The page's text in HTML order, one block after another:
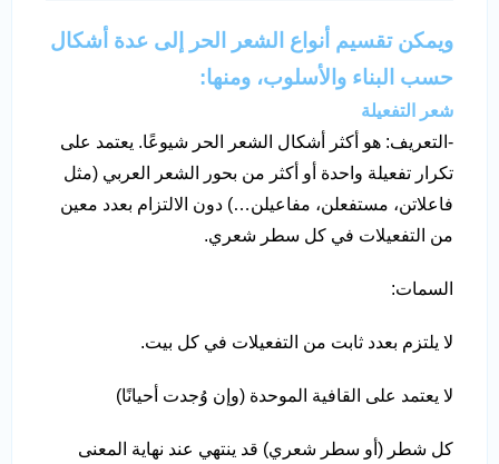
ويمكن تقسيم أنواع الشعر الحر إلى عدة أشكال
حسب البناء والأسلوب، ومنها:
شعر التفعيلة
-التعريف: هو أكثر أشكال الشعر الحر شيوعًا. يعتمد على
تكرار تفعيلة واحدة أو أكثر من بحور الشعر العربي (مثل
فاعلاتن، مستفعلن، مفاعيلن…) دون الالتزام بعدد معين
من التفعيلات في كل سطر شعري.
السمات:
لا يلتزم بعدد ثابت من التفعيلات في كل بيت.
لا يعتمد على القافية الموحدة (وإن وُجدت أحيانًا)
كل شطر (أو سطر شعري) قد ينتهي عند نهاية المعنى